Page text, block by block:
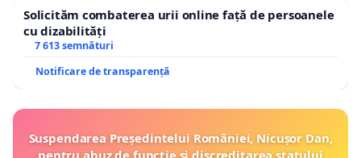
Solicităm combaterea urii online față de persoanele
cu dizabilități
7 613 semnături
Notificare de transparență
Suspendarea Președintelui României, Nicușor Dan,
pentru abuz de funcție și discreditarea statului